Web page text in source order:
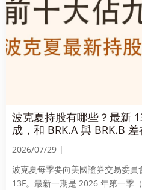
波克夏持股有哪些？最新
成，和 BRK.A 與 BRK.B
2026/07/29 |
波克夏每季要向美國證券交易委
13F。最新一期是 2026 年第一季